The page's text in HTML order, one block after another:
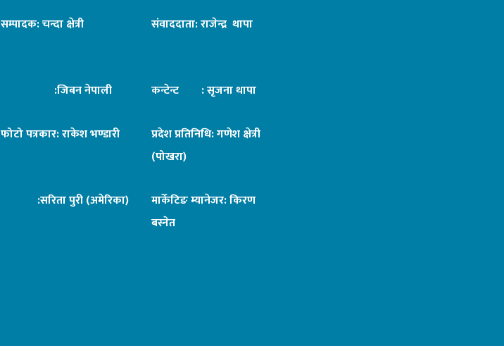
सम्पादक: चन्दा क्षेत्री संवाददाता: राजेन्द्र थापा
:जिबन नेपाली कन्टेन्ट : सृजना थापा
फोटो पत्रकार: राकेश भण्डारी
प्रदेश प्रतिनिधि: गणेश क्षेत्री
(पोखरा)
:सरिता पुरी (अमेरिका)
मार्केटिङ म्यानेजर: किरण
बस्नेत